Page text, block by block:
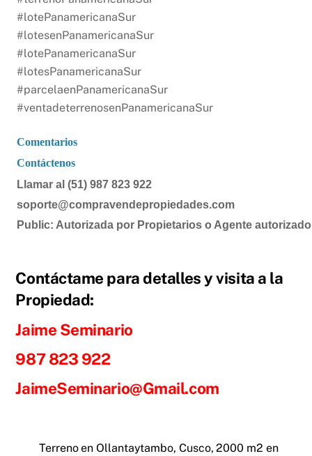
#lotePanamericanaSur
#lotesenPanamericanaSur
#lotePanamericanaSur
#lotesPanamericanaSur
#parcelaenPanamericanaSur
#ventadeterrenosenPanamericanaSur
Comentarios
Contáctenos
Llamar al (51) 987 823 922
soporte@compravendepropiedades.com
Public: Autorizada por Propietarios o Agente autorizado
Contáctame para detalles y visita a la
Propiedad:
Jaime Seminario
987 823 922
JaimeSeminario@Gmail.com
Terreno en Ollantaytambo, Cusco, 2000 m2 en